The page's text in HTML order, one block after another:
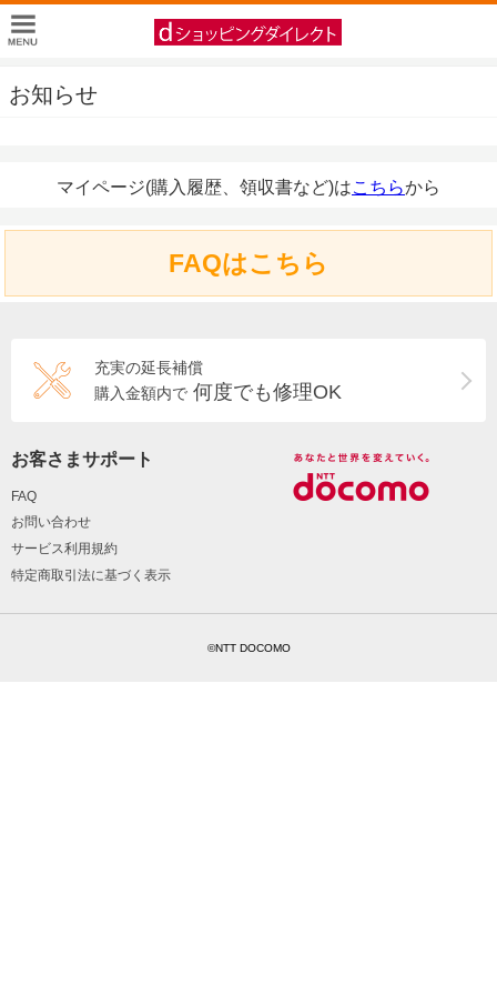
お知らせ
マイページ(購入履歴、領収書など)はこちらから
FAQはこちら
充実の延長補償
購入金額内で 何度でも修理OK
お客さまサポート
FAQ
お問い合わせ
サービス利用規約
特定商取引法に基づく表示
©NTT DOCOMO